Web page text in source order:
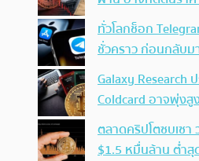
ทั่วโลกช็อก
ชั่วคราว ก่อนกลับม
Galaxy Research
Coldcard อาจพุ่ง
ตลาดคริปโตซบเซ
$1.5 หมื่นล้าน ต่ำ